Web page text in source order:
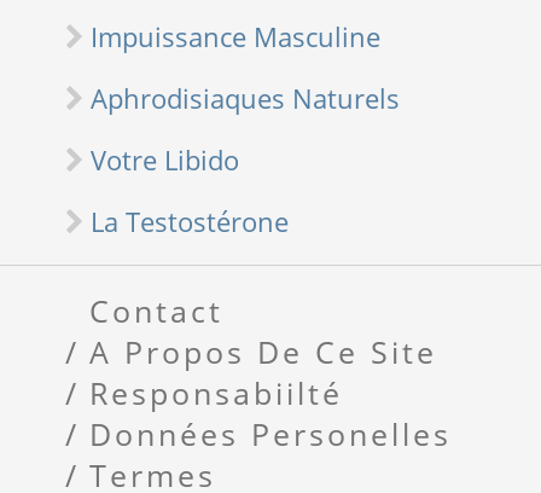
Impuissance Masculine
Aphrodisiaques Naturels
Votre Libido
La Testostérone
Contact
A Propos De Ce Site
Responsabiilté
Données Personelles
Termes